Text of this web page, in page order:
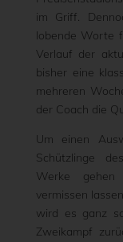
im Griff.
lobende Worte
Verlauf der
bisher eine
mehreren
der Coach die
Um einen
Schützlinge
Werke
vermissen
wird es ganz
Zweikampf